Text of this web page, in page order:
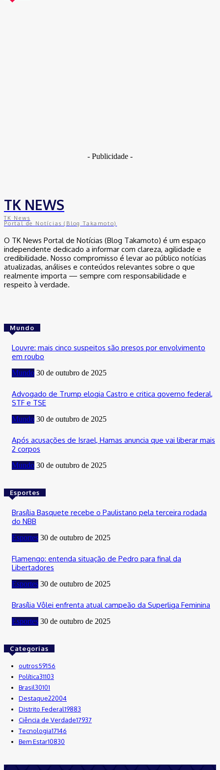
- Publicidade -
TK NEWS
TK News
Portal de Notícias (Blog Takamoto)
O TK News Portal de Notícias (Blog Takamoto) é um espaço
independente dedicado a informar com clareza, agilidade e
credibilidade. Nosso compromisso é levar ao público notícias
atualizadas, análises e conteúdos relevantes sobre o que
realmente importa — sempre com responsabilidade e
respeito à verdade.
Mundo
Louvre: mais cinco suspeitos são presos por envolvimento
em roubo
Mundo 30 de outubro de 2025
Advogado de Trump elogia Castro e critica governo federal,
STF e TSE
Mundo 30 de outubro de 2025
Após acusações de Israel, Hamas anuncia que vai liberar mais
2 corpos
Mundo 30 de outubro de 2025
Esportes
Brasília Basquete recebe o Paulistano pela terceira rodada
do NBB
Esportes 30 de outubro de 2025
Flamengo: entenda situação de Pedro para final da
Libertadores
Esportes 30 de outubro de 2025
Brasília Vôlei enfrenta atual campeão da Superliga Feminina
Esportes 30 de outubro de 2025
Categorias
outros59156
Política31103
Brasil30101
Destaque22004
Distrito Federal19883
Ciência de Verdade17937
Tecnologia17146
Bem Estar10830